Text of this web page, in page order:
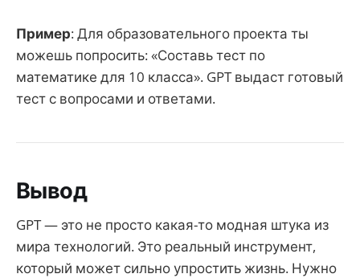
Пример: Для образовательного проекта ты
можешь попросить: «Составь тест по
математике для 10 класса». GPT выдаст готовый
тест с вопросами и ответами.
Вывод
GPT — это не просто какая-то модная штука из
мира технологий. Это реальный инструмент,
который может сильно упростить жизнь. Нужно